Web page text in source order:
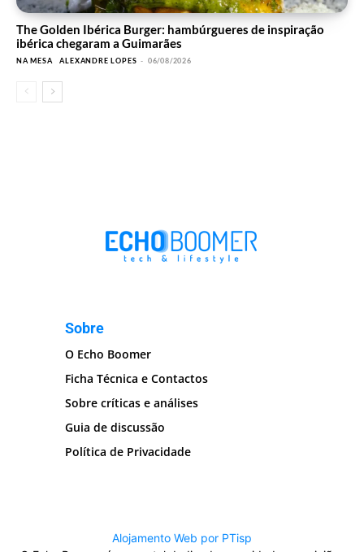
The Golden Ibérica Burger: hambúrgueres de inspiração
ibérica chegaram a Guimarães
NA MESA ALEXANDRE LOPES - 06/08/2026
Sobre
O Echo Boomer
Ficha Técnica e Contactos
Sobre críticas e análises
Guia de discussão
Política de Privacidade
Alojamento Web por PTisp